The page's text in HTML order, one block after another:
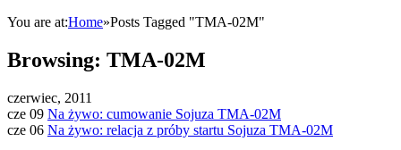
You are at:Home»Posts Tagged "TMA-02M"
Browsing: TMA-02M
czerwiec, 2011
cze 09 Na żywo: cumowanie Sojuza TMA-02M
cze 06 Na żywo: relacja z próby startu Sojuza TMA-02M